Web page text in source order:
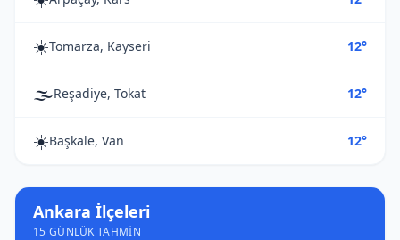
☀️Tomarza, Kayseri 12°
🌫️Reşadiye, Tokat 12°
☀️Başkale, Van 12°
Ankara İlçeleri
15 GÜNLÜK TAHMIN